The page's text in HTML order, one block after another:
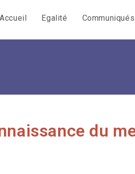
Accueil Egalité
du